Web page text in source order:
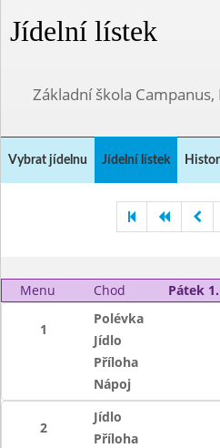
Jídelní lístek
Základní škola
Vybrat jídelnu Jídelní lístek
Menu Chod Pátek
1
Polévka
Jídlo
Příloha
Nápoj
2
Jídlo
Příloha